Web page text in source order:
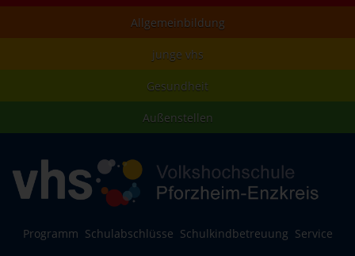
Allgemeinbildung
junge vhs
Gesundheit
Außenstellen
Programm Schulabschlüsse Schulkindbetreuung Service